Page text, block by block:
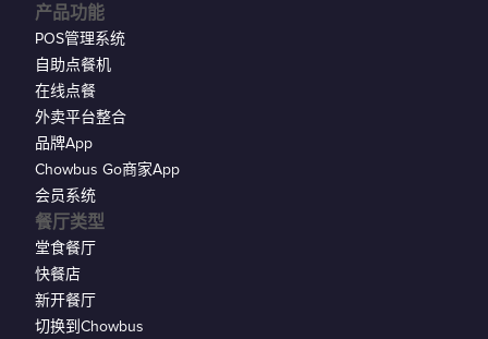
产品功能
POS管理系统
自助点餐机
在线点餐
外卖平台整合
品牌App
Chowbus Go商家App
会员系统
餐厅类型
堂食餐厅
快餐店
新开餐厅
切换到Chowbus